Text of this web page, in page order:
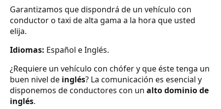
Garantizamos que dispondrá de un vehículo con
conductor o taxi de alta gama a la hora que usted
elija.
Idiomas: Español e Inglés.
¿Requiere un vehículo con chófer y que éste tenga un
buen nivel de inglés? La comunicación es esencial y
disponemos de conductores con un alto dominio de
inglés.